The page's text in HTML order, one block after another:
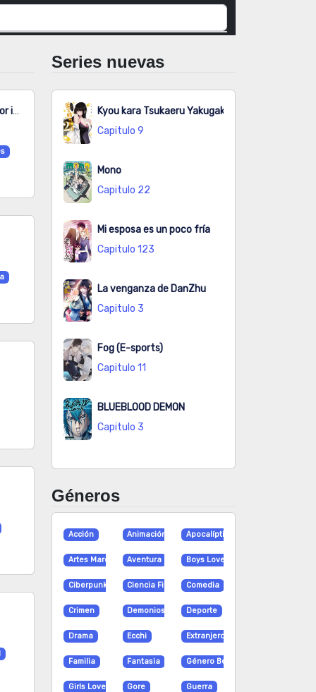
100.000 niveles de refinación: Emperador inmortal.
Series nuevas
Kyou kara Tsukaeru Yakugakuteki Osewa
Capitulo 9
Mono
Capitulo 22
Mi esposa es un poco fría
Capitulo 123
La venganza de DanZhu
Capitulo 3
Fog (E-sports)
Capitulo 11
BLUEBLOOD DEMON
Capitulo 3
Géneros
Acción Animación Apocalíptico
Artes Marciales Aventura Boys Love
Ciberpunk Ciencia Ficción Comedia
Crimen Demonios Deporte
Drama Ecchi Extranjero
Familia Fantasia Género Bender
Girls Love Gore Guerra